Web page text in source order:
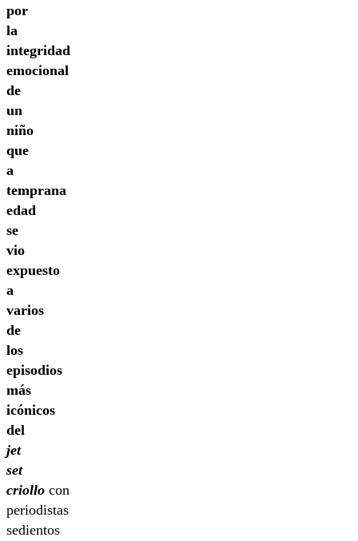
por
la
integridad
emocional
de
un
niño
que
a
temprana
edad
se
vio
expuesto
a
varios
de
los
episodios
más
icónicos
del
jet
set
criollo con
periodistas
sedientos